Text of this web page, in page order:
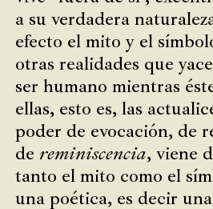
a su verdadera
efecto el mito y el
otras realidades que
ser humano mientras
ellas, esto es, las
poder de evocación, de
de reminiscencia, viene
tanto el mito como el
una poética, es decir una